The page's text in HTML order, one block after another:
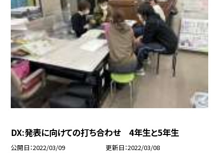
DX:発表に向けての打ち合わせ 4年生と5年生
公開日 2022/03/09 更新日 2022/03/08